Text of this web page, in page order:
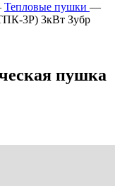
Тепловые пушки —
3Р) 3кВт Зубр
пушка